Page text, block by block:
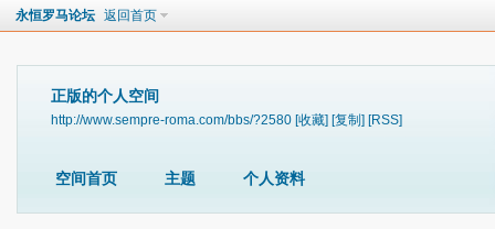
永恒罗马论坛 返回首页
正版的个人空间
http://www.sempre-roma.com/bbs/?2580 [收藏] [复制] [RSS]
空间首页 主题 个人资料